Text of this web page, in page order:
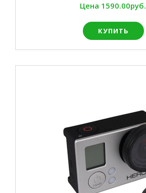
Цена 1590.00руб.
КУПИТЬ